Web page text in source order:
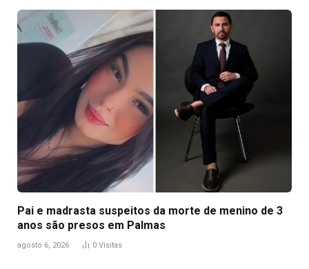
Pai e madrasta suspeitos da morte de menino de 3
anos são presos em Palmas
agosto 6, 2026 0 Visitas